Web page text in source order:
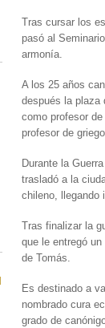
Tras cursar los
pasó al
armonía.
A los 25 años
después la plaza
como profesor
profesor de
Durante la
trasladó a la
chileno, llegando
Tras finalizar la
que le entregó
de Tomás.
Es destinado a
nombrado cura
grado de